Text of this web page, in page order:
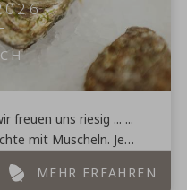
freuen uns riesig ... ...
mit Muscheln. Je
unserer Speisekarte
MEHR ERFAHREN